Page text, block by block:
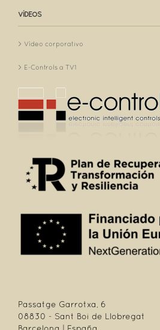
VÍDEOS
Vídeo corporativo
E-Controls a TV1
Passatge Garrotxa, 6
08830 - Sant Boi de Llobregat